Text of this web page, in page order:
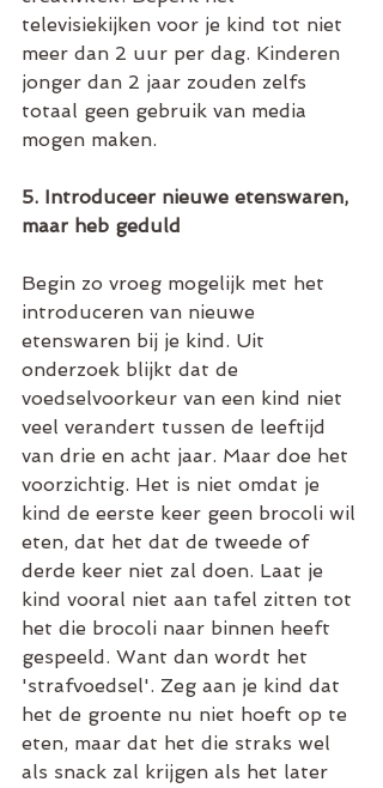
televisiekijken voor je kind tot niet
meer dan 2 uur per dag. Kinderen
jonger dan 2 jaar zouden zelfs
totaal geen gebruik van media
mogen maken.
5. Introduceer nieuwe etenswaren,
maar heb geduld
Begin zo vroeg mogelijk met het
introduceren van nieuwe
etenswaren bij je kind. Uit
onderzoek blijkt dat de
voedselvoorkeur van een kind niet
veel verandert tussen de leeftijd
van drie en acht jaar. Maar doe het
voorzichtig. Het is niet omdat je
kind de eerste keer geen brocoli wil
eten, dat het dat de tweede of
derde keer niet zal doen. Laat je
kind vooral niet aan tafel zitten tot
het die brocoli naar binnen heeft
gespeeld. Want dan wordt het
'strafvoedsel'. Zeg aan je kind dat
het de groente nu niet hoeft op te
eten, maar dat het die straks wel
als snack zal krijgen als het later